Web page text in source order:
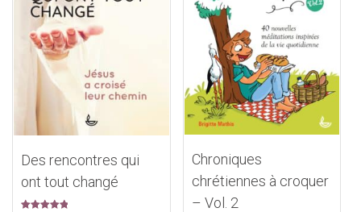
Des rencontres qui
ont tout changé
Chroniques
chrétiennes à croquer
– Vol. 2